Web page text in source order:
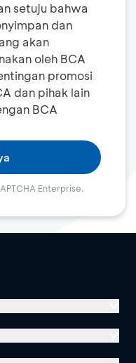
setuju bahwa
dan
akan
oleh BCA
promosi
dan pihak lain
BCA
Enterprise.